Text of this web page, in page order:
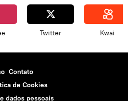
Twitter Kwai
Contato
de Cookies
dados pessoais